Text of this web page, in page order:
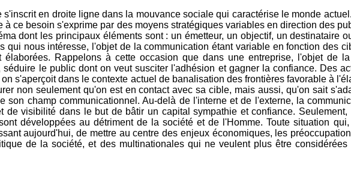
en droite ligne dans la mouvance sociale qui caractérise le monde
ce besoin s'exprime par des moyens stratégiques variables en direction des
dont les principaux éléments sont : un émetteur, un objectif, un destinataire
nous intéresse, l'objet de la communication étant variable en fonction des
Rappelons à cette occasion que dans une entreprise, l'objet de
le public dont on veut susciter l'adhésion et gagner la confiance. Des
s'aperçoit dans le contexte actuel de banalisation des frontières favorable à
non seulement qu'on est en contact avec sa cible, mais aussi, qu'on sait
champ communicationnel. Au-delà de l'interne et de l'externe, la
visibilité dans le but de bâtir un capital sympathie et confiance.
développées au détriment de la société et de l'Homme. Toute situation
aujourd'hui, de mettre au centre des enjeux économiques, les
de la société, et des multinationales qui ne veulent plus être